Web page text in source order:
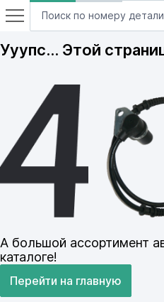
Ууупс… Этой
А большой ассортимент
каталоге!
Перейти на главную